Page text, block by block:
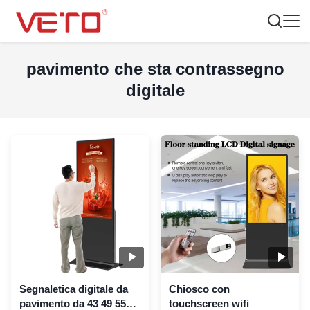
pavimento che sta contrassegno
digitale
Segnaletica digitale da
pavimento da 43 49 55
Chiosco con
touchscreen wifi